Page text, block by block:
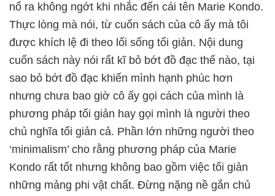
nổ ra không ngớt khi nhắc đến cái tên Marie Kondo.
Thực lòng mà nói, từ cuốn sách của cô ấy mà tôi
được khích lệ đi theo lối sống tối giản. Nội dung
cuốn sách này nói rất kĩ bỏ bớt đồ đạc thế nào, tại
sao bỏ bớt đồ đạc khiến mình hạnh phúc hơn
nhưng chưa bao giờ cô ấy gọi cách của mình là
phương pháp tối giản hay gọi mình là người theo
chủ nghĩa tối giản cả. Phần lớn những người theo
‘minimalism’ cho rằng phương pháp của Marie
Kondo rất tốt nhưng không bao gồm việc tối giản
những mảng phi vật chất. Đừng nặng nề gắn chủ